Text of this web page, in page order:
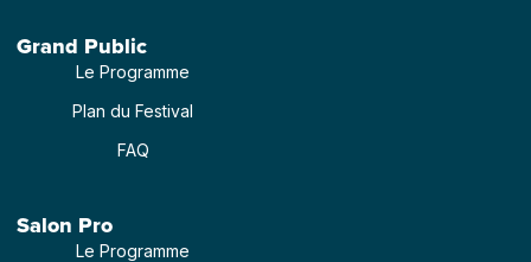
Grand Public
Le Programme
Plan du Festival
FAQ
Salon Pro
Le Programme